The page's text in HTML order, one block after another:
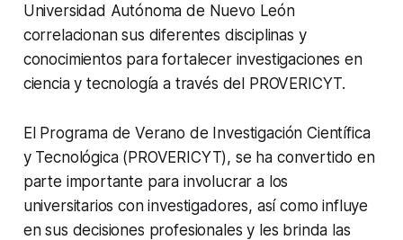
Universidad Autónoma de Nuevo León
correlacionan sus diferentes disciplinas y
conocimientos para fortalecer investigaciones en
ciencia y tecnología a través del PROVERICYT.
El Programa de Verano de Investigación Científica
y Tecnológica (PROVERICYT), se ha convertido en
parte importante para involucrar a los
universitarios con investigadores, así como influye
en sus decisiones profesionales y les brinda las